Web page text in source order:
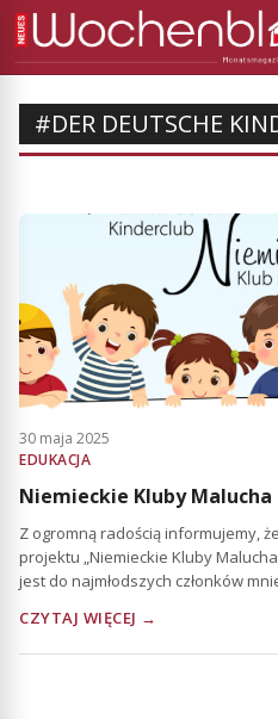
#DER DEUTSCHE
30 maja 2025
EDUKACJA
Niemieckie Kluby Malucha
Z ogromną radością informujemy,
projektu „Niemieckie Kluby
jest do najmłodszych członków
CZYTAJ WIĘCEJ →